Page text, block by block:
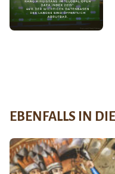
EBENFALLS IN